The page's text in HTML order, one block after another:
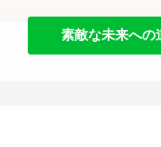
素敵な未来への